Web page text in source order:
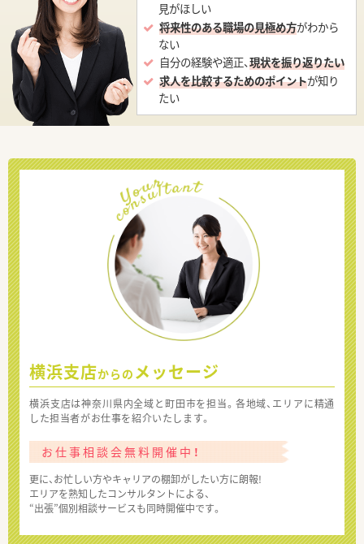
見がほしい
将来性のある職場の見極め方がわから
ない
自分の経験や適正、現状を振り返りたい
求人を比較するためのポイントが知り
たい
横浜支店からの メッセージ
横浜支店は神奈川県内全域と町田市を担当。各地域、エリアに精通
した担当者がお仕事を紹介いたします。
お仕事相談会無料開催中！
更に、お忙しい方やキャリアの棚卸がしたい方に朗報!
エリアを熟知したコンサルタントによる、
“出張”個別相談サービスも同時開催中です。